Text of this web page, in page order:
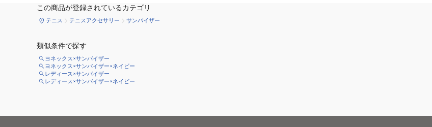
この商品が登録されているカテゴリ
テニス テニスアクセサリー サンバイザー
類似条件で探す
ヨネックス×サンバイザー
ヨネックス×サンバイザー×ネイビー
レディース×サンバイザー
レディース×サンバイザー×ネイビー